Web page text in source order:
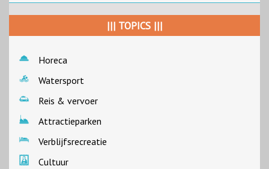
||| TOPICS |||
Horeca
Watersport
Reis & vervoer
Attractieparken
Verblijfsrecreatie
Cultuur